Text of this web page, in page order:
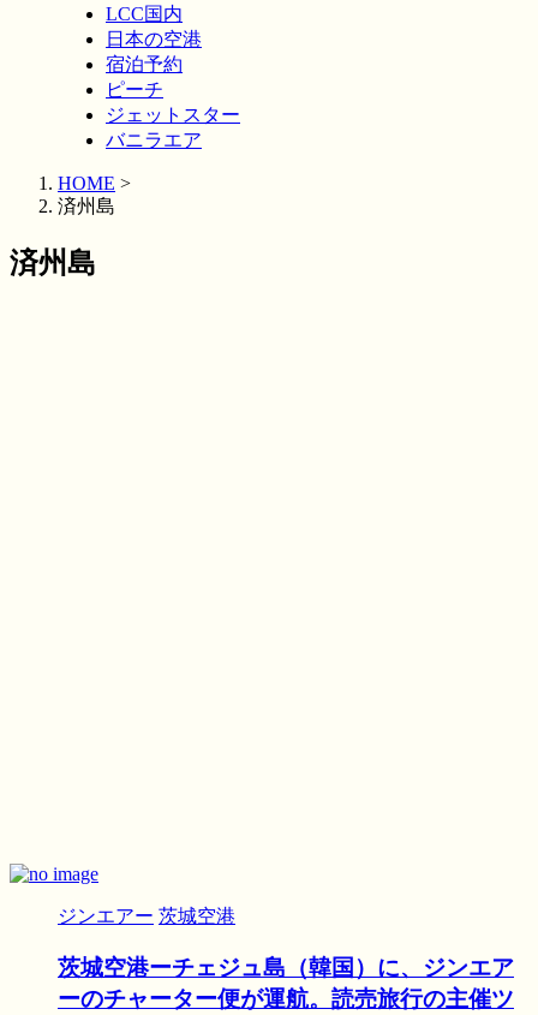
LCC国内
日本の空港
宿泊予約
ピーチ
ジェットスター
バニラエア
HOME >
済州島
済州島
ジンエアー 茨城空港
茨城空港ーチェジュ島（韓国）に、ジンエア
ーのチャーター便が運航。読売旅行の主催ツ